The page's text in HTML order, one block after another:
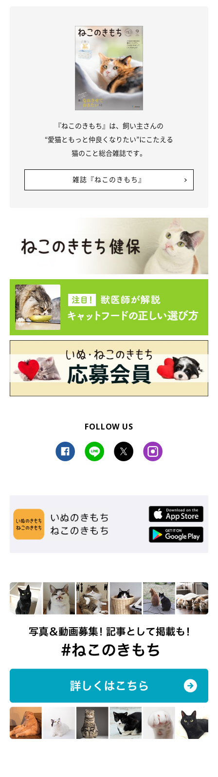
『ねこのきもち』は、飼い主さんの
“愛猫ともっと仲良くなりたい”にこたえる
猫のこと総合雑誌です。
雑誌『ねこのきもち』
FOLLOW US